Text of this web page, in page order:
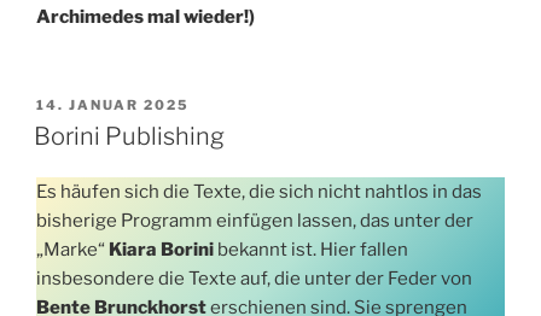
Archimedes mal wieder!)
VERÖFFENTLICHT
AM
14. JANUAR 2025
Borini Publishing
Es häufen sich die Texte, die sich nicht nahtlos in das
bisherige Programm einfügen lassen, das unter der
„Marke“ Kiara Borini bekannt ist. Hier fallen
insbesondere die Texte auf, die unter der Feder von
Bente Brunckhorsterschienen sind. Sie sprengen